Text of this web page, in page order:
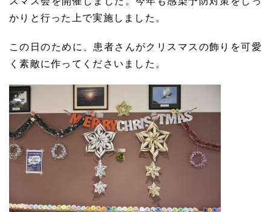
かりと行った上で実施しました。
この日のために、患者さんがクリスマスの飾りを可愛
く素敵に作ってくださいました。